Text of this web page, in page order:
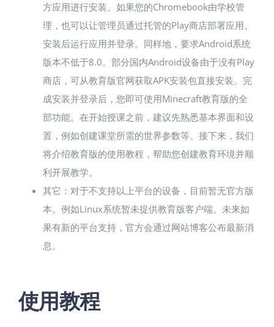
方应用进行安装。如果您的Chromebook由学校管
理，也可以让管理员通过托管的Play商店部署应用​。
安装后运行应用并登录。同样地，要求Android系统
版本不低于8.0​。部分国内Android设备由于没有Play
商店，可从教育版官网获取APK安装包直接安装​。完
成安装并登录后，您即可使用Minecraft教育版的全
部功能。在开始授课之前，建议先熟悉基本界面和设
置，例如创建课堂所需的世界参数等。接下来，我们
将介绍教育版的使用教程，帮助您创建教育环境并顺
利开展教学。
其它：对于不支持以上平台的设备，目前暂无官方版
本。例如Linux系统暂未提供教育版客户端。未来如
果有新的平台支持，官方会通过网站博客公布最新消
息。
使用教程